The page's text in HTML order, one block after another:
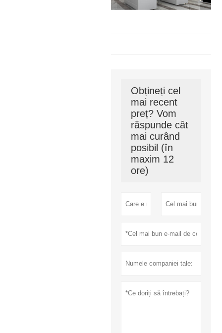
Obțineți cel
mai recent
preț? Vom
răspunde cât
mai curând
posibil (în
maxim 12
ore)